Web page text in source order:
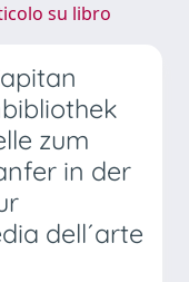
su libro
zum
in der
dell´arte